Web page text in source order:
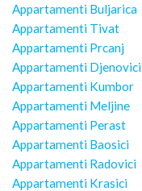
Appartamenti Buljarica
Appartamenti Tivat
Appartamenti Prcanj
Appartamenti Djenovici
Appartamenti Kumbor
Appartamenti Meljine
Appartamenti Perast
Appartamenti Baosici
Appartamenti Radovici
Appartamenti Krasici